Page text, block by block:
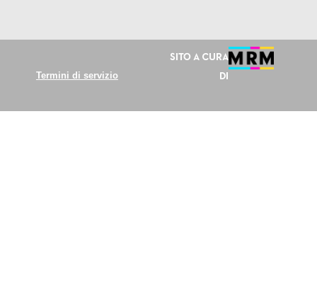
Termini di servizio
Sito a cura
di